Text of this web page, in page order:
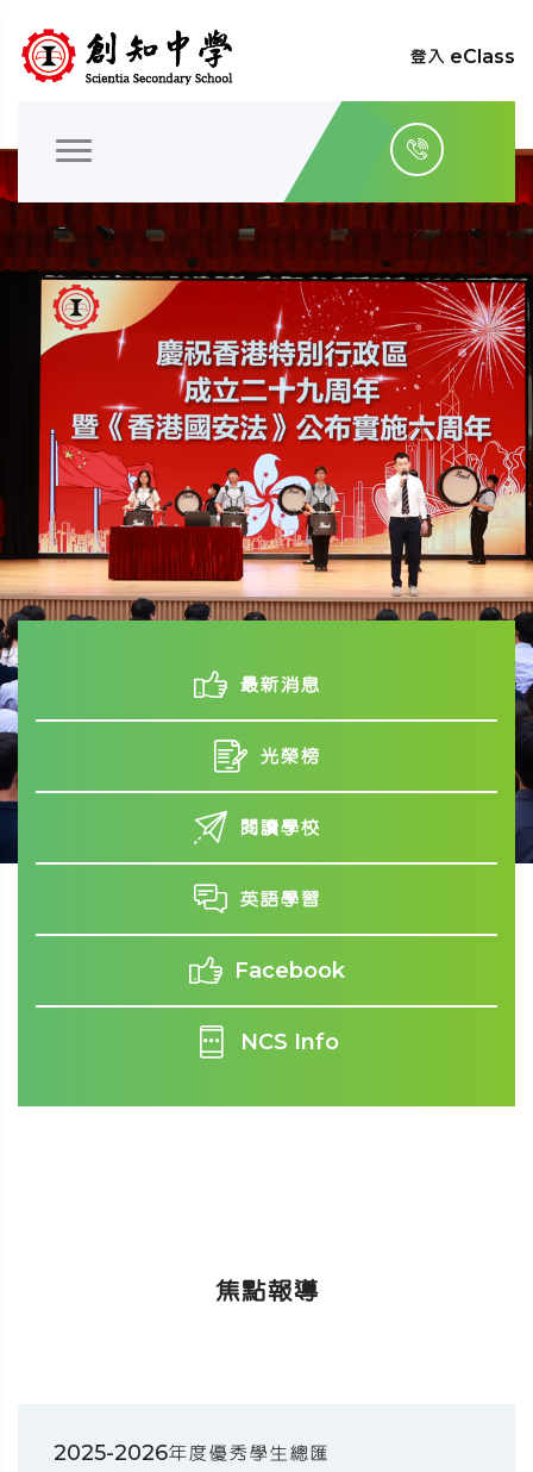
登入 eClass
最新消息
光榮榜
閱讀學校
英語學習
Facebook
NCS Info
焦點報導
2025-2026年度優秀學生總匯